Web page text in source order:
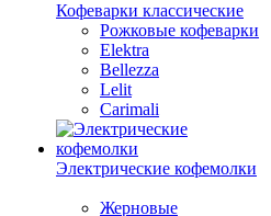
Кофеварки классические
Рожковые кофеварки
Elektra
Bellezza
Lelit
Carimali
Электрические кофемолки
Жерновые